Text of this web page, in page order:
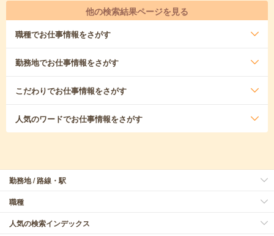
他の検索結果ページを見る
職種でお仕事情報をさがす
勤務地でお仕事情報をさがす
こだわりでお仕事情報をさがす
人気のワードでお仕事情報をさがす
勤務地 / 路線・駅
職種
人気の検索インデックス